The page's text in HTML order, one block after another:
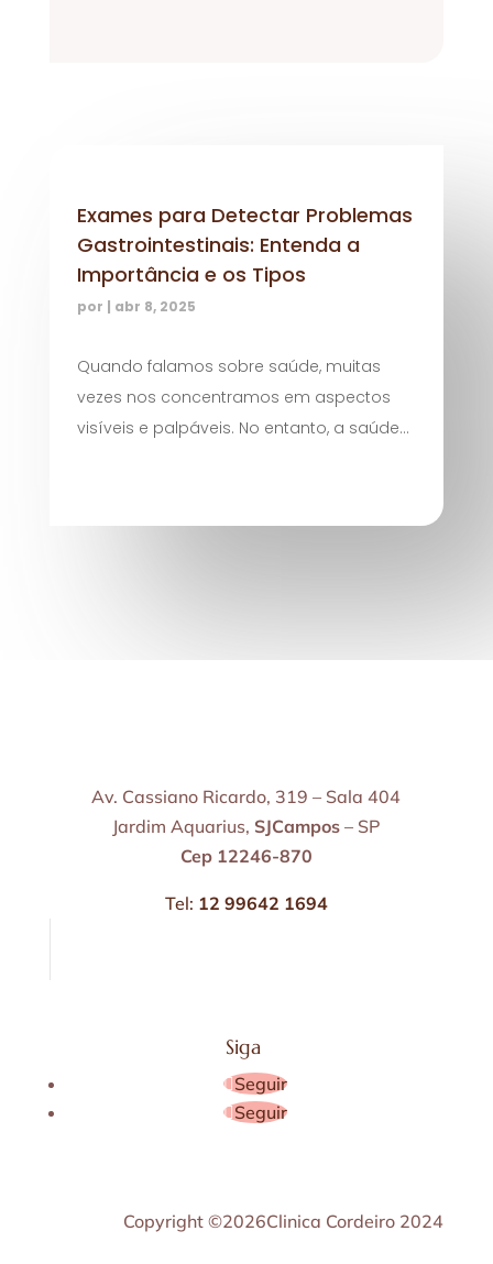
Exames para Detectar Problemas
Gastrointestinais: Entenda a
Importância e os Tipos
por | abr 8, 2025
Quando falamos sobre saúde, muitas
vezes nos concentramos em aspectos
visíveis e palpáveis. No entanto, a saúde...
Av. Cassiano Ricardo, 319 – Sala 404
Jardim Aquarius, SJCampos – SP
Cep 12246-870
Tel: 12 99642 1694
Siga
Seguir
Seguir
Copyright ©2026Clinica Cordeiro 2024